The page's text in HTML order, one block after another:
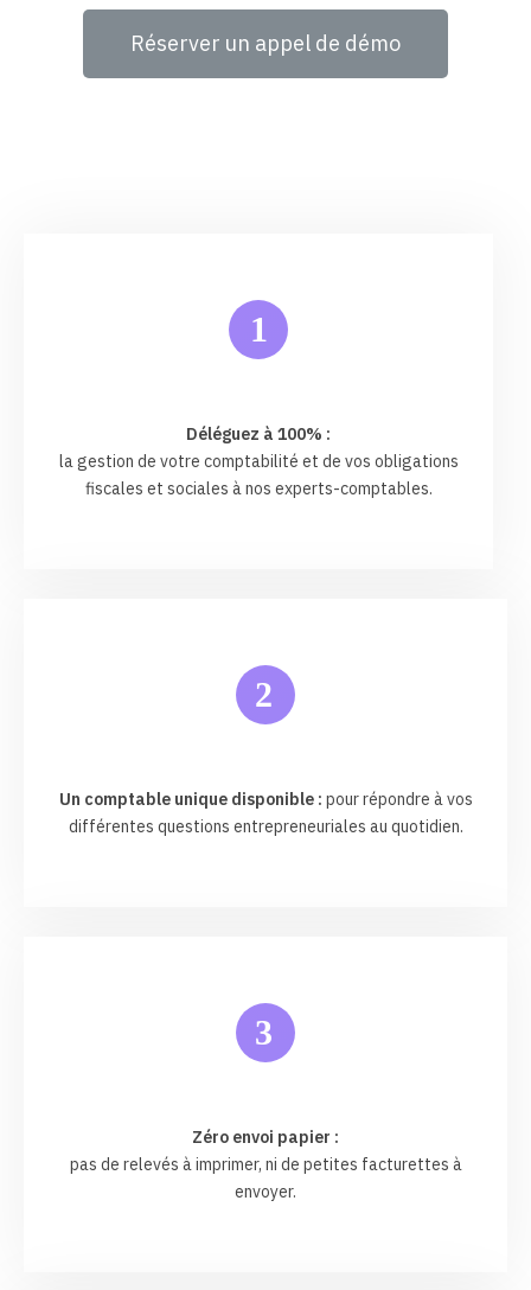
Réserver un appel de démo
1
Déléguez à 100% :
la gestion de votre comptabilité et de vos obligations
fiscales et sociales à nos experts-comptables.
2
Un comptable unique disponible : pour répondre à vos
différentes questions entrepreneuriales au quotidien.
3
Zéro envoi papier :
pas de relevés à imprimer, ni de petites facturettes à
envoyer.